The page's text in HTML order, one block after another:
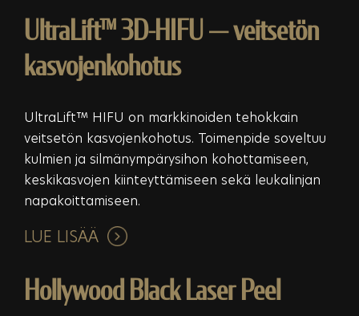
UltraLift™ 3D-HIFU — veitsetön
kasvojenkohotus
UltraLift™ HIFU on markkinoiden tehokkain
veitsetön kasvojenkohotus. Toimenpide soveltuu
kulmien ja silmänympärysihon kohottamiseen,
keskikasvojen kiinteyttämiseen sekä leukalinjan
napakoittamiseen.
LUE LISÄÄ
Hollywood Black Laser Peel